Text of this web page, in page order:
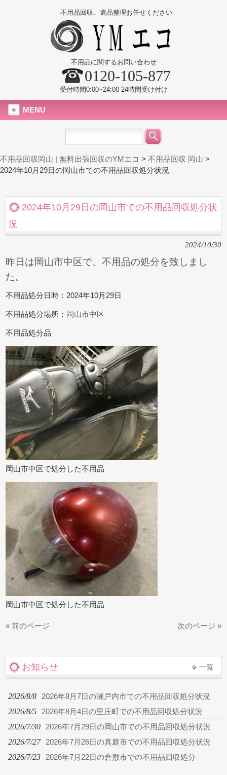
不用品回収、遺品整理お任せください
不用品に関するお問い合わせ
0120-105-877
受付時間0:00~24:00 24時間受け付け
MENU
不用品回収岡山 | 無料出張回収のYMエコ > 不用品回収 岡山 >
2024年10月29日の岡山市での不用品回収処分状況
2024年10月29日の岡山市での不用品回収処分状
況
2024/10/30
昨日は岡山市中区で、不用品の処分を致しまし
た。
不用品処分日時：2024年10月29日
不用品処分場所： 岡山市中区
不用品処分品
岡山市中区で処分した不用品
岡山市中区で処分した不用品
« 前のページ 次のページ »
お知らせ 一覧
2026/8/8 2026年8月7日の瀬戸内市での不用品回収処分状況
2026/8/5 2026年8月4日の里庄町での不用品回収処分状況
2026/7/30 2026年7月29日の岡山市での不用品回収処分状況
2026/7/27 2026年7月26日の真庭市での不用品回収処分状況
2026/7/23 2026年7月22日の倉敷市での不用品回収処分